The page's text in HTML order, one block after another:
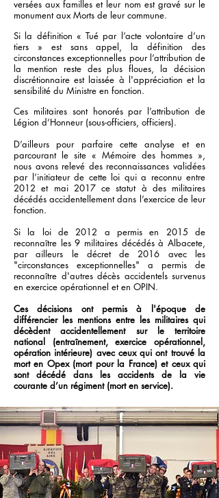
versées aux familles et leur nom est gravé sur le
monument aux Morts de leur commune.
Si la définition « Tué par l’acte volontaire d’un
tiers » est sans appel, la définition des
circonstances exceptionnelles pour l’attribution de
la mention reste des plus floues, la décision
discrétionnaire est laissée à l'appréciation et la
sensibilité du Ministre en fonction.
Ces militaires sont honorés par l’attribution de
Légion d’Honneur (sous-officiers, officiers).
D’ailleurs pour parfaire cette analyse et en
parcourant le site « Mémoire des hommes »,
nous avons relevé des reconnaissances validées
par l’initiateur de cette loi qui a reconnu entre
2012 et mai 2017 ce statut à des militaires
décédés accidentellement dans l’exercice de leur
fonction.
Si la loi de 2012 a permis en 2015 de
reconnaître les 9 militaires décédés à Albacete,
par ailleurs le décret de 2016 avec les
"circonstances exceptionnelles" a permis de
reconnaître d'autres décès accidentels survenus
en exercice opérationnel et en OPIN.
Ces décisions ont permis à l'époque de
différencier les mentions entre les militaires qui
décèdent accidentellement sur le territoire
national (entraînement, exercice opérationnel,
opération intérieure) avec ceux qui ont trouvé la
mort en Opex (mort pour la France) et ceux qui
sont décédé dans les accidents de la vie
courante d’un régiment (mort en service).